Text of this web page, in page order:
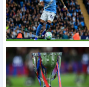
足球集锦
篮球集锦
足球新闻